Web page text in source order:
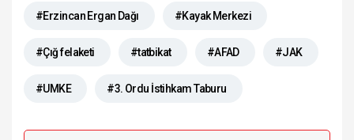
#Erzincan Ergan Dağı #Kayak Merkezi
#Çığ felaketi #tatbikat #AFAD #JAK
#UMKE #3. Ordu İstihkam Taburu